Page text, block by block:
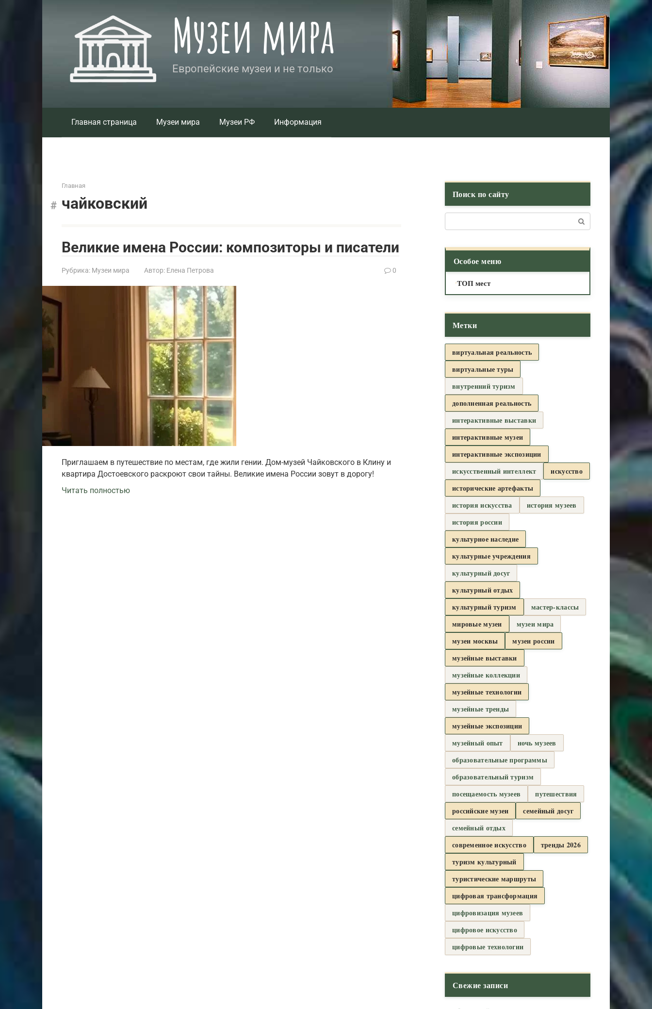
Музеи мира
Европейские музеи и не только
Главная страница Музеи мира Музеи РФ Информация
Главная
чайковский
Великие имена России: композиторы и писатели
Рубрика: Музеи мира Автор: Елена Петрова 0
Приглашаем в путешествие по местам, где жили гении. Дом-музей Чайковского в Клину и
квартира Достоевского раскроют свои тайны. Великие имена России зовут в дорогу!
Читать полностью
Поиск по сайту
Особое меню
ТОП мест
Метки
виртуальная реальность
виртуальные туры
внутренний туризм
дополненная реальность
интерактивные выставки
интерактивные музеи
интерактивные экспозиции
искусственный интеллект
искусство
исторические артефакты
история искусства
история музеев
история россии
культурное наследие
культурные учреждения
культурный досуг
культурный отдых
культурный туризм
мастер-классы
мировые музеи
музеи мира
музеи москвы
музеи россии
музейные выставки
музейные коллекции
музейные технологии
музейные тренды
музейные экспозиции
музейный опыт
ночь музеев
образовательные программы
образовательный туризм
посещаемость музеев
путешествия
российские музеи
семейный досуг
семейный отдых
современное искусство
тренды 2026
туризм культурный
туристические маршруты
цифровая трансформация
цифровизация музеев
цифровое искусство
цифровые технологии
Свежие записи